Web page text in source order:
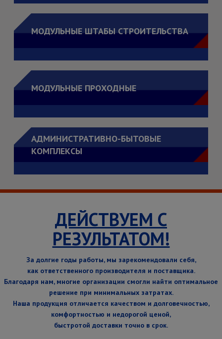
МОДУЛЬНЫЕ ШТАБЫ СТРОИТЕЛЬСТВА
МОДУЛЬНЫЕ ПРОХОДНЫЕ
АДМИНИСТРАТИВНО-БЫТОВЫЕ
КОМПЛЕКСЫ
ДЕЙСТВУЕМ С
РЕЗУЛЬТАТОМ!
За долгие годы работы, мы зарекомендовали себя,
как ответственного производителя и поставщика.
Благодаря нам, многие организации смогли найти оптимальное
решение при минимальных затратах.
Наша продукция отличается качеством и долговечностью,
комфортностью и недорогой ценой,
быстротой доставки точно в срок.